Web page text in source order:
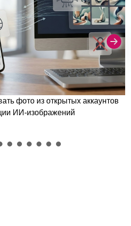
фото из открытых аккаунтов
ИИ-изображений